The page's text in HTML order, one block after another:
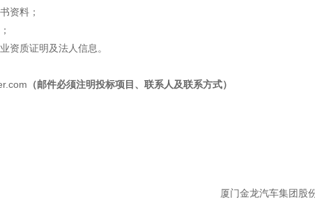
资料；
资质证明及法人信息。
（邮件必须注明投标项目、联系人及联系方式）
厦门金龙汽车集团股